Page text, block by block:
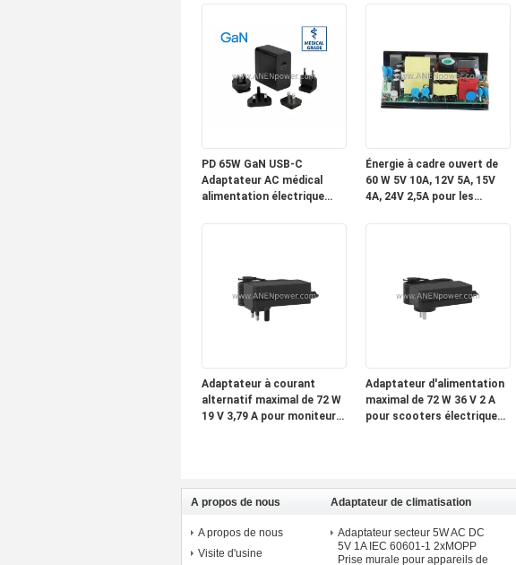
PD 65W GaN USB-C
Adaptateur AC médical
alimentation électrique
Énergie à cadre ouvert de
60 W 5V 10A, 12V 5A, 15V
4A, 24V 2,5A pour les
Adaptateur à courant
alternatif maximal de 72 W
19 V 3,79 A pour moniteurs
Adaptateur d'alimentation
maximal de 72 W 36 V 2 A
pour scooters électriques
A propos de nous
A propos de nous
Visite d'usine
Adaptateur de climatisation
médical - monture murale
Adaptateur secteur 5W AC DC
5V 1A IEC 60601-1 2xMOPP
Prise murale pour appareils de